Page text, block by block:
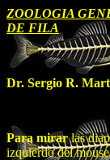
ZOOLOGIA
DE FILA
Dr. Sergio R.
Para mirarlas
izquierdo del mouse